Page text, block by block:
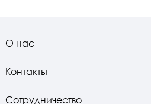
О нас
Контакты
Сотрудничество